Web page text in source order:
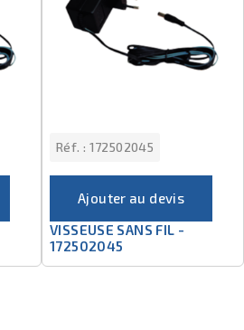
Réf. : 172502045
Ajouter au devis
VISSEUSE SANS FIL -
172502045